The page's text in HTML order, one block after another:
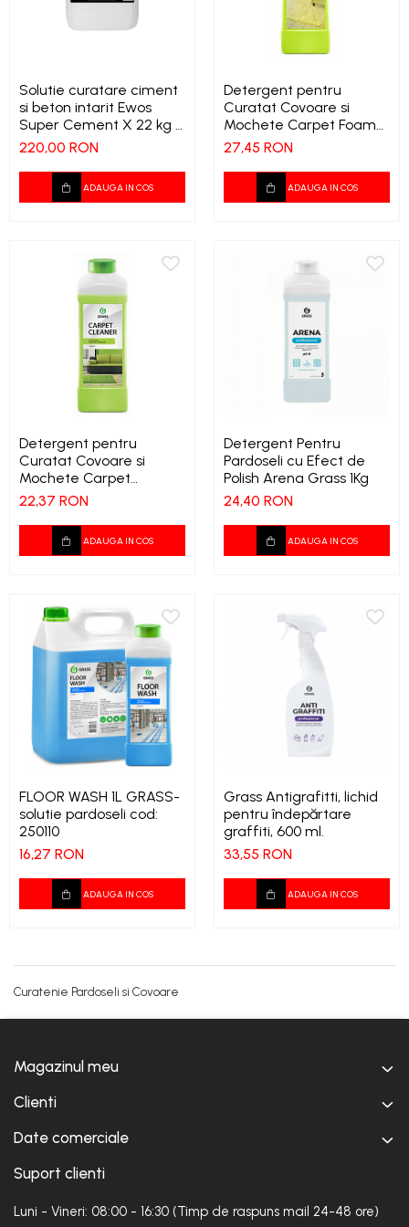
Tapiterii | Textile | Piele
Parfumuri | Odorizante
CEARA | SEALANT |
TRATAMENTE HIDROFOBE
POLISH | SLEFUIRE | BURETI
APARATURA
Solutie curatare ciment
si beton intarit Ewos
Super Cement X 22 kg –
Profesional, concentrat
220,00 RON
ADAUGA IN COS
Detergent pentru
Curatat Covoare si
Mochete Carpet Foam
Cleaner 1L cod 215110
27,45 RON
ADAUGA IN COS
Detergent pentru
Curatat Covoare si
Mochete Carpet
Cleaner 1L
22,37 RON
ADAUGA IN COS
Detergent Pentru
Pardoseli cu Efect de
Polish Arena Grass 1Kg
24,40 RON
ADAUGA IN COS
FLOOR WASH 1L GRASS-
solutie pardoseli cod:
250110
16,27 RON
ADAUGA IN COS
Grass Antigrafitti, lichid
pentru îndepărtare
graffiti, 600 ml.
33,55 RON
ADAUGA IN COS
Curatenie Pardoseli si Covoare
Magazinul meu
Clienti
Date comerciale
Suport clienti
Luni - Vineri: 08:00 - 16:30 (Timp de raspuns mail 24-48 ore)